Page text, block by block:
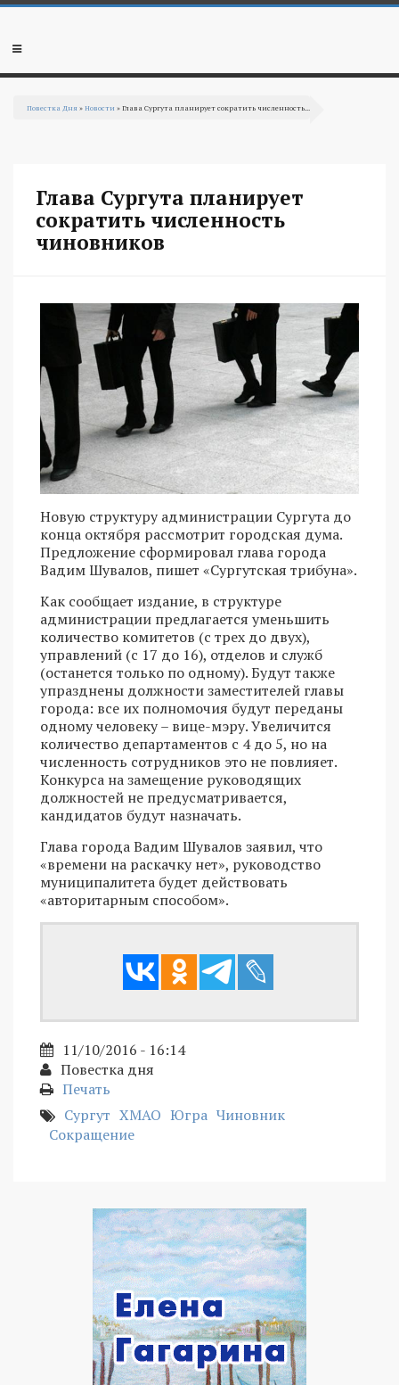
Перейти к основному содержанию
Мобильное
Повестка Дня »Новости » Глава Сургута планирует сократить численность...
Глава Сургута планирует
сократить численность
чиновников
Новую структуру администрации Сургута до
конца октября рассмотрит городская дума.
Предложение сформировал глава города
Вадим Шувалов, пишет «Сургутская трибуна».
Как сообщает издание, в структуре
администрации предлагается уменьшить
количество комитетов (с трех до двух),
управлений (с 17 до 16), отделов и служб
(останется только по одному). Будут также
упразднены должности заместителей главы
города: все их полномочия будут переданы
одному человеку – вице-мэру. Увеличится
количество департаментов с 4 до 5, но на
численность сотрудников это не повлияет.
Конкурса на замещение руководящих
должностей не предусматривается,
кандидатов будут назначать.
Глава города Вадим Шувалов заявил, что
«времени на раскачку нет», руководство
муниципалитета будет действовать
«авторитарным способом».
11/10/2016 - 16:14
Повестка дня
Печать
Сургут ХМАО Югра Чиновник
Сокращение